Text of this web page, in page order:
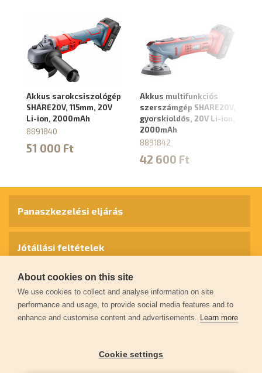
Akkus sarokcsiszológép
SHARE20V, 115mm, 20V
Li-ion, 2000mAh
8891840
51 000 Ft
Akkus multifunkciós
szerszámgép SHARE20V,
gyorskioldós, 20V Li-ion,
2000mAh
8891842
42 600 Ft
Panaszkezelési eljárás
Jótállási feltételek
Személyes adatok védelme
Kapcsolat
Garancia regisztráció
About cookies on this site
We use cookies to collect and analyse information on site
performance and usage, to provide social media features and to
enhance and customise content and advertisements. Learn more
Cookie settings